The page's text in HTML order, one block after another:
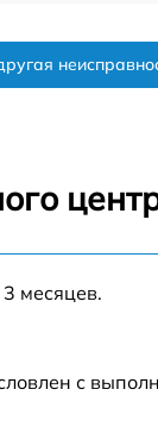
от 60 мин
месяцев.
с